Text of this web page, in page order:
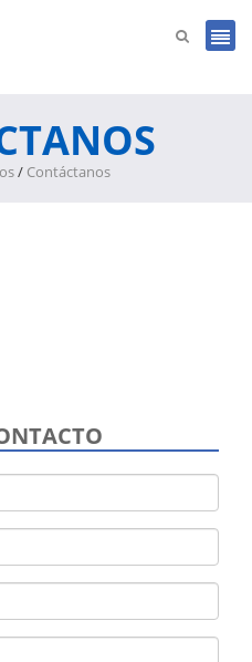
/ Contáctanos